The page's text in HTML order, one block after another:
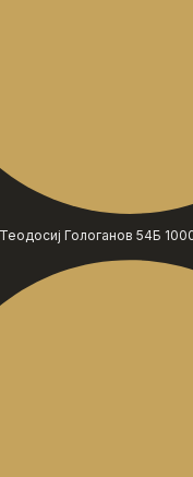
Гологанов 54Б